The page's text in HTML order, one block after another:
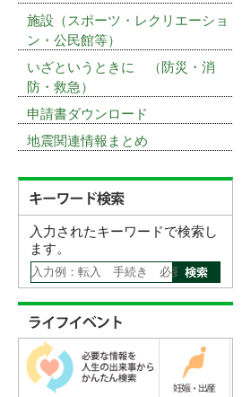
施設（スポーツ・レクリエーショ
ン・公民館等）
いざというときに （防災・消
防・救急）
申請書ダウンロード
地震関連情報まとめ
入力されたキーワードで検索し
ます。